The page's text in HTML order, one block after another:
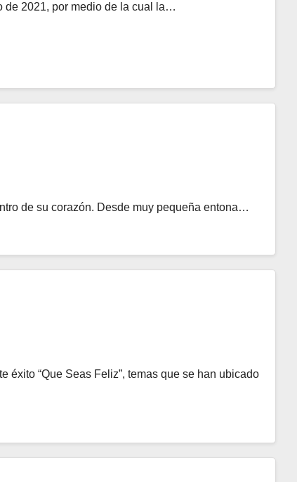
de 2021, por medio de la cual la…
de su corazón. Desde muy pequeña entona…
éxito “Que Seas Feliz”, temas que se han ubicado